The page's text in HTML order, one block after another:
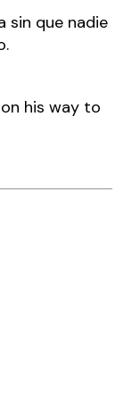
sin que nadie
his way to